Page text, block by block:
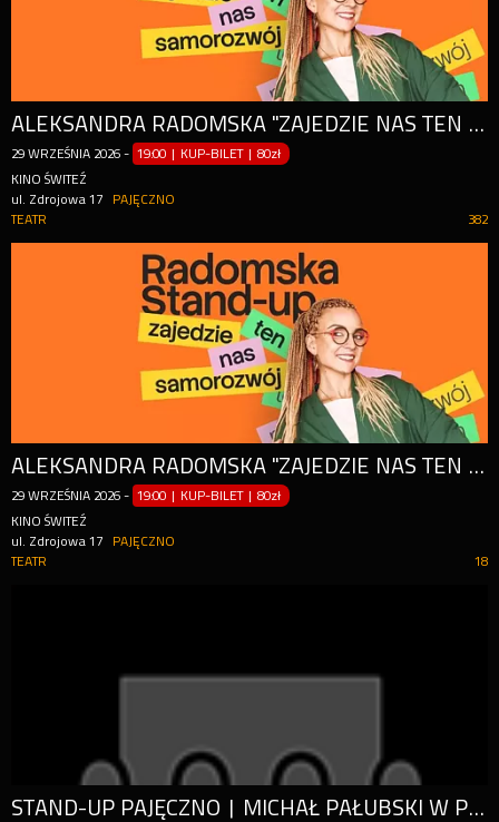
ALEKSANDRA RADOMSKA ''ZAJEDZIE NAS TEN SAMOROZWÓJ"
29 WRZEŚNIA 2026 - 19:00 | KUP-BILET |80zł
KINO ŚWITEŹ
ul. Zdrojowa 17
PAJĘCZNO
382
TEATR
ALEKSANDRA RADOMSKA ''ZAJEDZIE NAS TEN SAMOROZWÓJ"
29 WRZEŚNIA 2026 - 19:00 | KUP-BILET |80zł
KINO ŚWITEŹ
ul. Zdrojowa 17
PAJĘCZNO
18
TEATR
STAND-UP PAJĘCZNO | MICHAŁ PAŁUBSKI W PROGRAMIE "DRUGIEGO TERMINU NIE BĘDZIE"